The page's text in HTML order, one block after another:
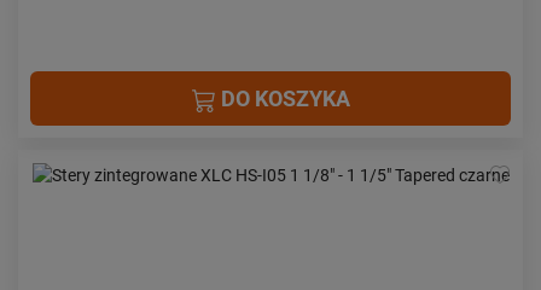
DO KOSZYKA